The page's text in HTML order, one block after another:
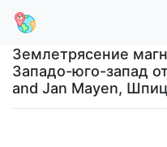
Землетрясение
Западо-юго-запад
and Jan Mayen,